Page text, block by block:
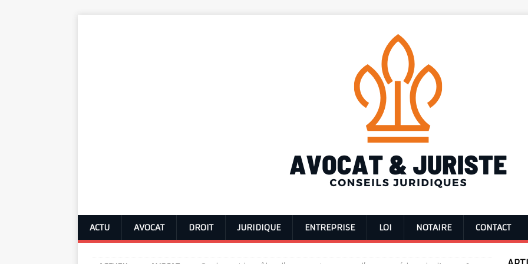
ACTU AVOCAT DROIT JURIDIQUE ENTREPRISE LOI NOTAIRE CONTACT